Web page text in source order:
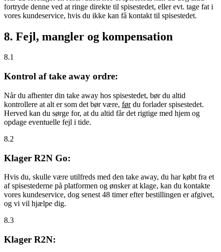
fortryde denne ved at ringe direkte til spisestedet, eller evt. tage fat i
vores kundeservice, hvis du ikke kan få kontakt til spisestedet.
8. Fejl, mangler og kompensation
8.1
Kontrol af take away ordre:
Når du afhenter din take away hos spisestedet, bør du altid
kontrollere at alt er som det bør være, førdu forlader spisestedet.
Herved kan du sørge for, at du altid får det rigtige med hjem og
opdage eventuelle fejl i tide.
8.2
Klager R2N Go:
Hvis du, skulle være utilfreds med den take away, du har købt fra et
af spisestederne på platformen og ønsker at klage, kan du kontakte
vores kundeservice, dog senest 48 timer efter bestillingen er afgivet,
og vi vil hjælpe dig.
8.3
Klager R2N: